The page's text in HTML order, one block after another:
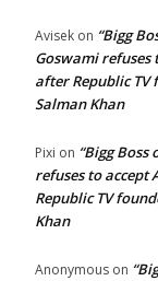
Avisek on “Bigg
Goswami refuses
after Republic
Salman Khan
Pixi on “Bigg
refuses to accept
Republic TV
Khan
Anonymous on